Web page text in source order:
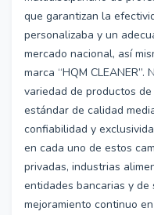
que garantizan la
personalizaba y un
mercado nacional, así
marca “HQM
variedad de productos
estándar de calidad
confiabilidad y
en cada uno de estos
privadas, industrias
entidades bancarias y
mejoramiento continuo